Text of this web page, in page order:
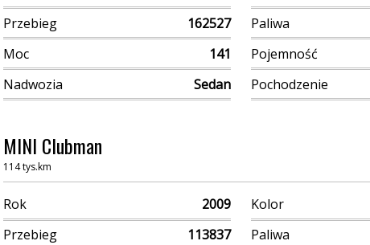
Przebieg
162527 Paliwa
Moc
141 Pojemność
Nadwozia
Sedan Pochodzenie
MINI Clubman
114 tys.km
Rok 2009 Kolor
Przebieg
113837 Paliwa